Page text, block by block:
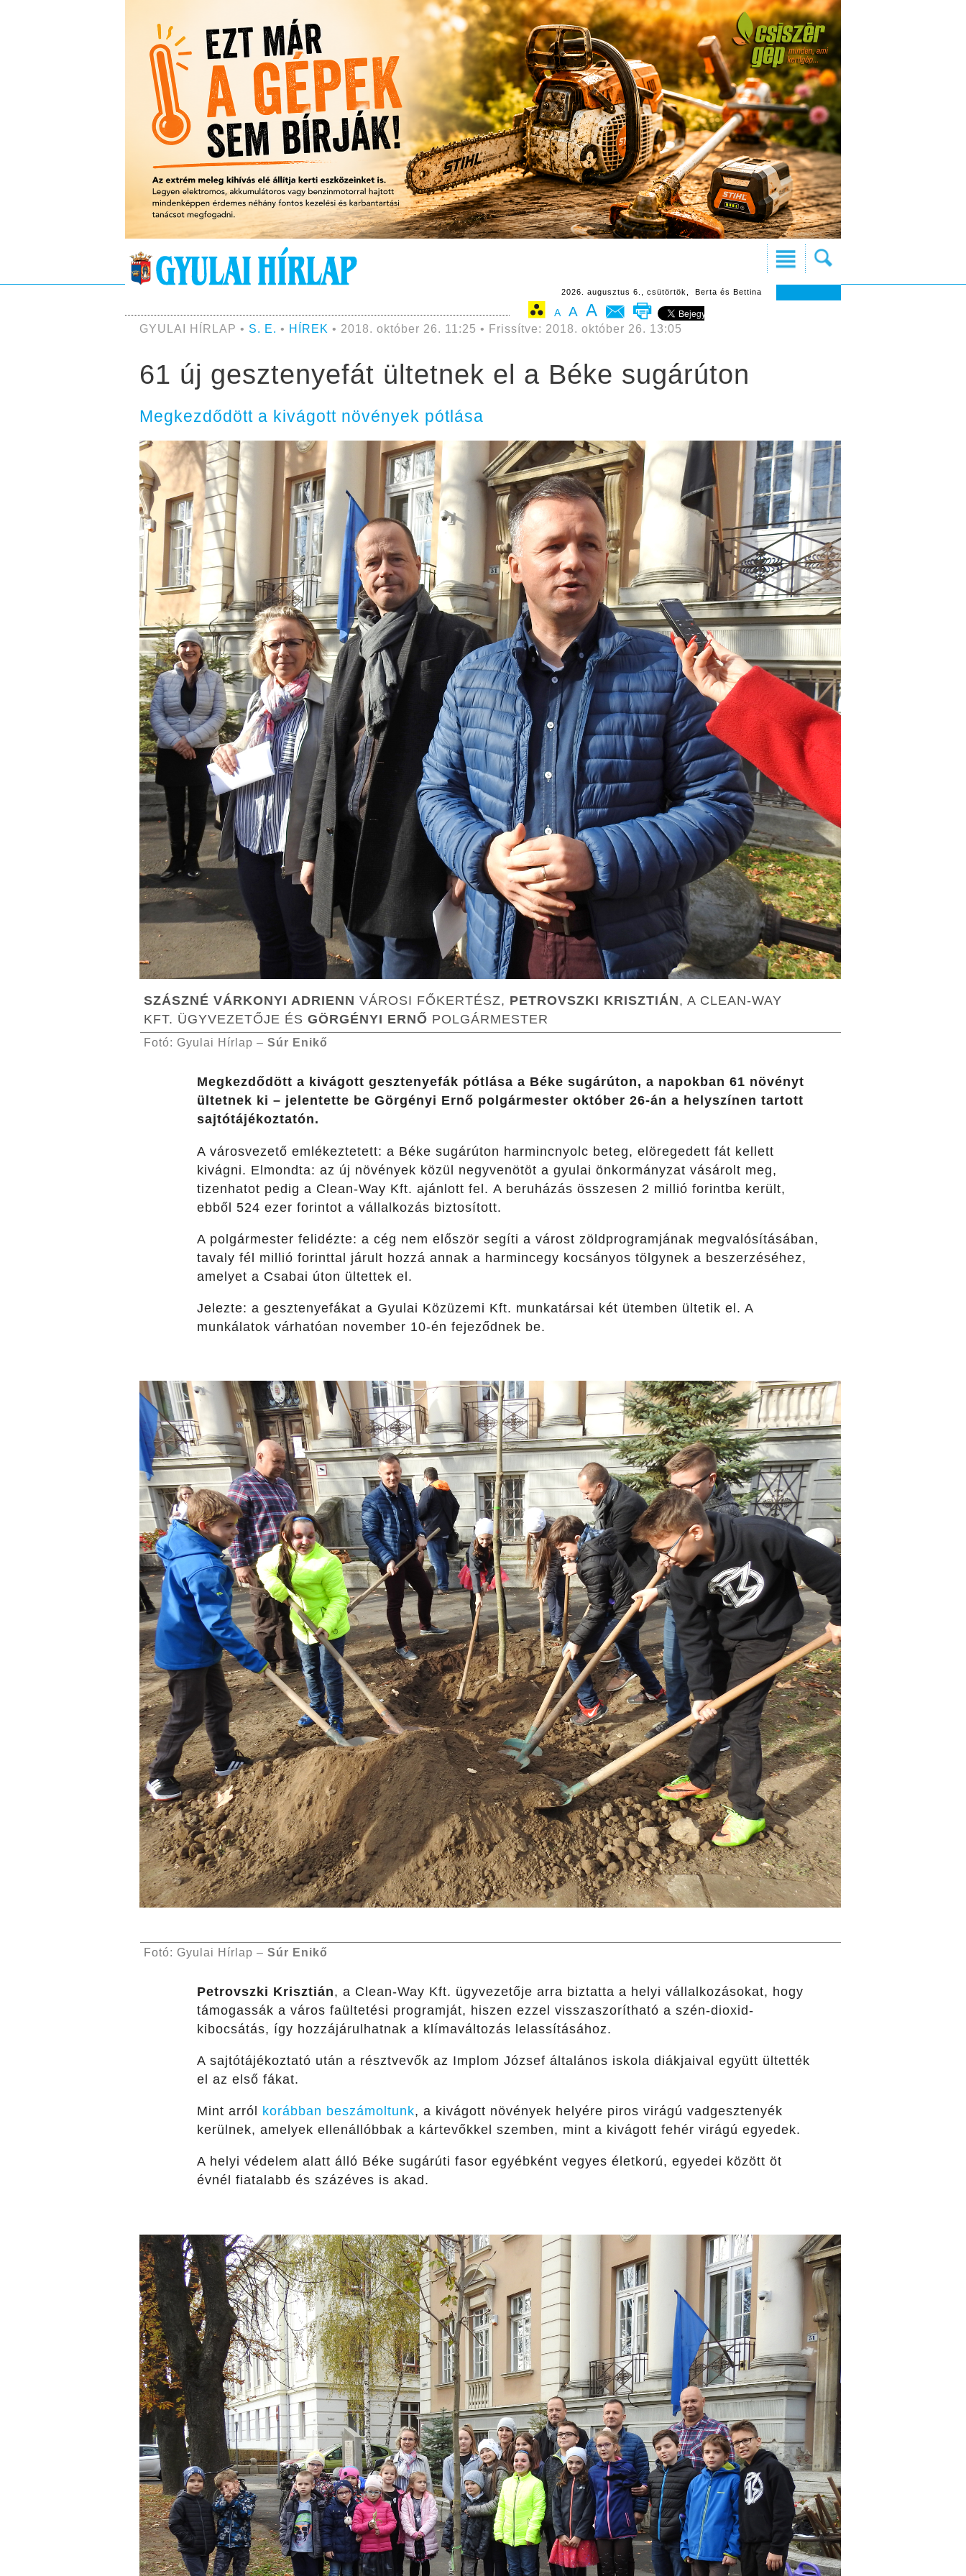
2026. augusztus 6., csütörtök, Berta és Bettina
A A A
GYULAI HÍRLAP • S. E. • HÍREK • 2018. október 26. 11:25 • Frissítve: 2018. október 26. 13:05
61 új gesztenyefát ültetnek el a Béke sugárúton
Megkezdődött a kivágott növények pótlása
SZÁSZNÉ VÁRKONYI ADRIENN VÁROSI FŐKERTÉSZ, PETROVSZKI KRISZTIÁN, A CLEAN-WAY
KFT. ÜGYVEZETŐJE ÉS GÖRGÉNYI ERNŐ POLGÁRMESTER
Fotó: Gyulai Hírlap – Súr Enikő
Megkezdődött a kivágott gesztenyefák pótlása a Béke sugárúton, a napokban 61 növényt
ültetnek ki – jelentette be Görgényi Ernő polgármester október 26-án a helyszínen tartott
sajtótájékoztatón.
A városvezető emlékeztetett: a Béke sugárúton harmincnyolc beteg, elöregedett fát kellett
kivágni. Elmondta: az új növények közül negyvenötöt a gyulai önkormányzat vásárolt meg,
tizenhatot pedig a Clean-Way Kft. ajánlott fel. A beruházás összesen 2 millió forintba került,
ebből 524 ezer forintot a vállalkozás biztosított.
A polgármester felidézte: a cég nem először segíti a várost zöldprogramjának megvalósításában,
tavaly fél millió forinttal járult hozzá annak a harmincegy kocsányos tölgynek a beszerzéséhez,
amelyet a Csabai úton ültettek el.
Jelezte: a gesztenyefákat a Gyulai Közüzemi Kft. munkatársai két ütemben ültetik el. A
munkálatok várhatóan november 10-én fejeződnek be.
Fotó: Gyulai Hírlap – Súr Enikő
Petrovszki Krisztián, a Clean-Way Kft. ügyvezetője arra biztatta a helyi vállalkozásokat, hogy
támogassák a város faültetési programját, hiszen ezzel visszaszorítható a szén-dioxid-
kibocsátás, így hozzájárulhatnak a klímaváltozás lelassításához.
A sajtótájékoztató után a résztvevők az Implom József általános iskola diákjaival együtt ültették
el az első fákat.
Mint arról korábban beszámoltunk, a kivágott növények helyére piros virágú vadgesztenyék
kerülnek, amelyek ellenállóbbak a kártevőkkel szemben, mint a kivágott fehér virágú egyedek.
A helyi védelem alatt álló Béke sugárúti fasor egyébként vegyes életkorú, egyedei között öt
évnél fiatalabb és százéves is akad.